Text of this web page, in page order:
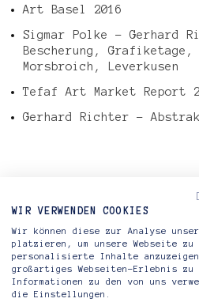
Art Basel 2016
Sigmar Polke – Gerhard
Bescherung, Grafiketage,
Morsbroich, Leverkusen
Tefaf Art Market Report
Gerhard Richter –
< VORHERIGER ARTIKEL
NÄCHSTER ARTIKEL >
Riva di Morcote Fine Arts
WIR VERWENDEN COOKIES
Wir können diese zur Analyse
platzieren, um unsere Webseite zu
personalisierte Inhalte
großartiges Webseiten-Erlebnis
Informationen zu den von uns
die Einstellungen.